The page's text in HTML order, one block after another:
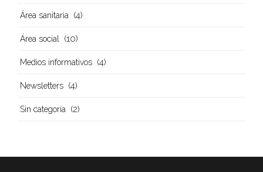
Área sanitaria (4)
Área social (10)
Medios informativos (4)
Newsletters (4)
Sin categoría (2)